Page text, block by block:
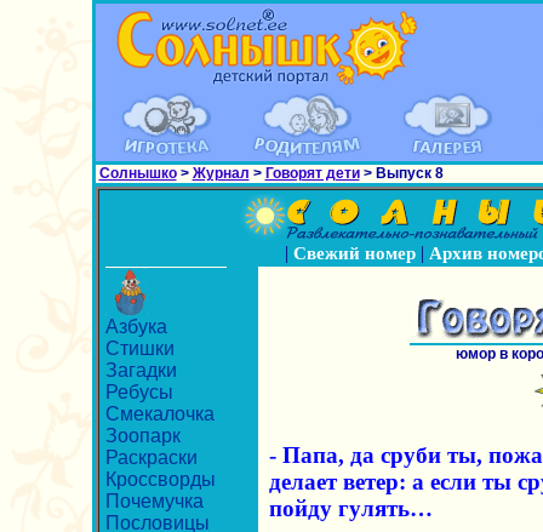
Солнышко> Журнал > Говорят дети> Выпуск 8
| Свежий номер| Архив
Азбука
Стишки
Загадки
Ребусы
Смекалочка
Зоопарк
Раскраски
Кроссворды
Почемучка
Пословицы
юмор в
- Папа, да сруби ты,
делает ветер: а если ты
пойду гулять…